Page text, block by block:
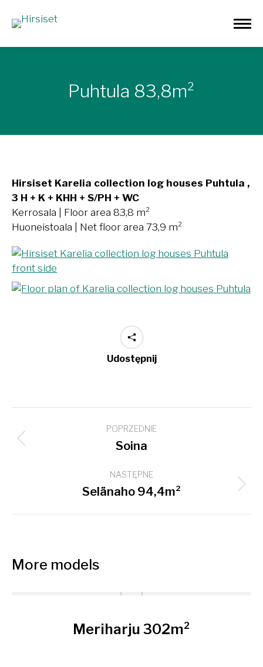
Puhtula 83,8m²
Hirsiset Karelia collection log houses Puhtula ,
3 H + K + KHH + S/PH + WC
Kerrosala | Floor area 83,8 m²
Huoneistoala | Net floor area 73,9 m²
Udostępnij
navigation
POPRZEDNIE
Previous
Soina
NASTĘPNE
Next
Selänaho 94,4m²
More models
Meriharju 302m²